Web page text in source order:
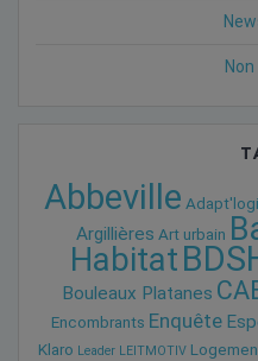
Abbeville
Argillières Art urbain
Habitat
Bouleaux Platanes
Encombrants Enquête
Klaro Leader LEITMOTIV